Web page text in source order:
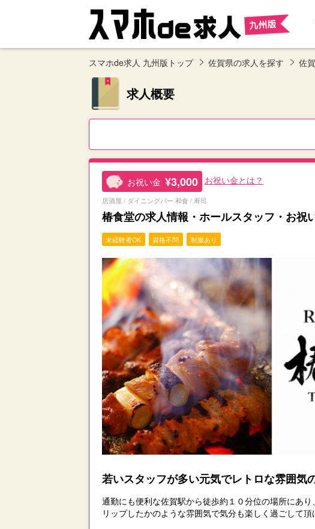
スマホde求人 九州版トップ 佐賀県の求人を探す 佐
求人概要
お祝い金 ¥3,000 お祝い金とは？
居酒屋 / ダイニングバー 和食 / 寿司
椿食堂の求人情報・ホールスタッフ・お祝
未経験者OK 資格不問 制服あり
若いスタッフが多い元気でレトロな雰囲気
通勤にも便利な佐賀駅から徒歩約１０分位の場所にあ
リップしたかのような雰囲気で気分も楽しく過ごして